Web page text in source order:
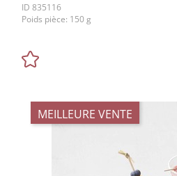
ID 835116
Poids pièce: 150 g
MEILLEURE VENTE